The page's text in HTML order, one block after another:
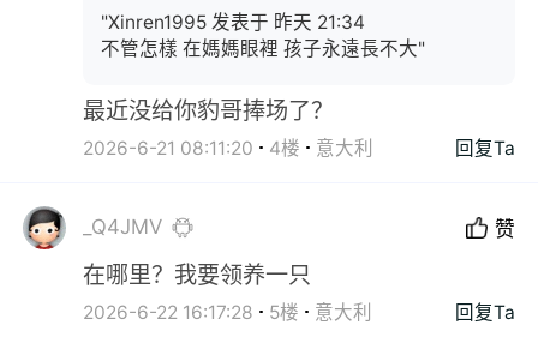
"Xinren1995 发表于 昨天 21:34
不管怎樣 在媽媽眼裡 孩子永遠長不大"
最近没给你豹哥捧场了？
2026-6-21 08:11:20 4楼 意大利 回复Ta
_Q4JMV 赞
在哪里？我要领养一只
2026-6-22 16:17:28 5楼 意大利 回复Ta